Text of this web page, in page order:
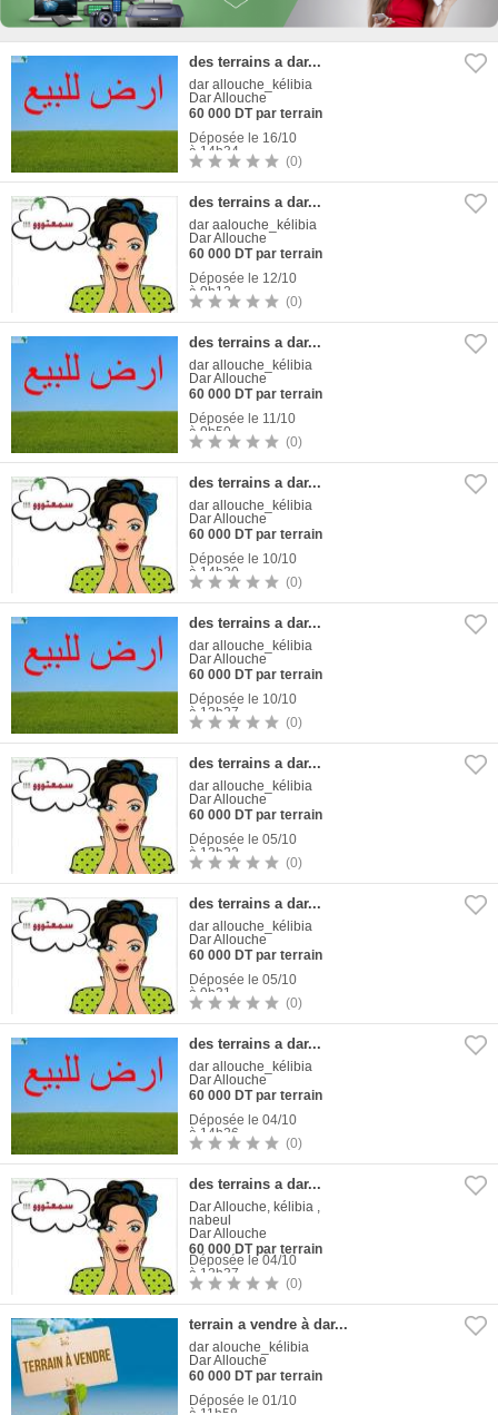
des terrains a dar...
Déposée le 16/10
à 14h34
dar allouche_kélibia
Dar Allouche
60 000 DT par terrain
(0)
des terrains a dar...
Déposée le 12/10
à 9h12
dar aalouche_kélibia
Dar Allouche
60 000 DT par terrain
(0)
des terrains a dar...
Déposée le 11/10
à 9h50
dar allouche_kélibia
Dar Allouche
60 000 DT par terrain
(0)
des terrains a dar...
Déposée le 10/10
à 14h30
dar allouche_kélibia
Dar Allouche
60 000 DT par terrain
(0)
des terrains a dar...
Déposée le 10/10
à 13h27
dar allouche_kélibia
Dar Allouche
60 000 DT par terrain
(0)
des terrains a dar...
Déposée le 05/10
à 13h22
dar allouche_kélibia
Dar Allouche
60 000 DT par terrain
(0)
des terrains a dar...
Déposée le 05/10
à 9h31
dar allouche_kélibia
Dar Allouche
60 000 DT par terrain
(0)
des terrains a dar...
Déposée le 04/10
à 14h26
dar allouche_kélibia
Dar Allouche
60 000 DT par terrain
(0)
des terrains a dar...
Déposée le 04/10
à 12h37
Dar Allouche, kélibia ,
nabeul
Dar Allouche
60 000 DT par terrain
(0)
terrain a vendre à dar...
Déposée le 01/10
dar alouche_kélibia
Dar Allouche
60 000 DT par terrain